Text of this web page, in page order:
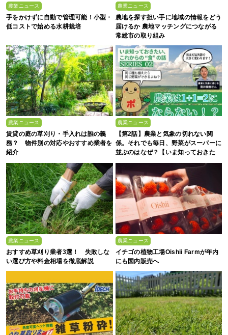
農業ニュース
手をかけずに自動で管理可能！小型・
低コストで始める水耕栽培
農業ニュース
農地を探す担い手に地域の情報をどう
届けるか 農地マッチングにつながる
常総市の取り組み
農業ニュース
賃貸の庭の草刈り・手入れは誰の義
務？ 物件別の対応やおすすめ業者を
紹介
農業ニュース
【第2話】農業と気象の切れない関
係。それでも毎日、野菜がスーパーに
並ぶのはなぜ？【いま知っておきた
い、これからの”食”の話】
農業ニュース
おすすめ草刈り業者3選！ 失敗しな
い選び方や料金相場を徹底解説
農業ニュース
イチゴの植物工場Oishii Farmが年内
にも国内販売へ